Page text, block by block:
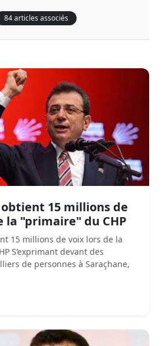
84 articles associés
15 millions de
la "primaire" du CHP
15 millions de voix lors de la
S’exprimant devant des
de personnes à Saraçhane,